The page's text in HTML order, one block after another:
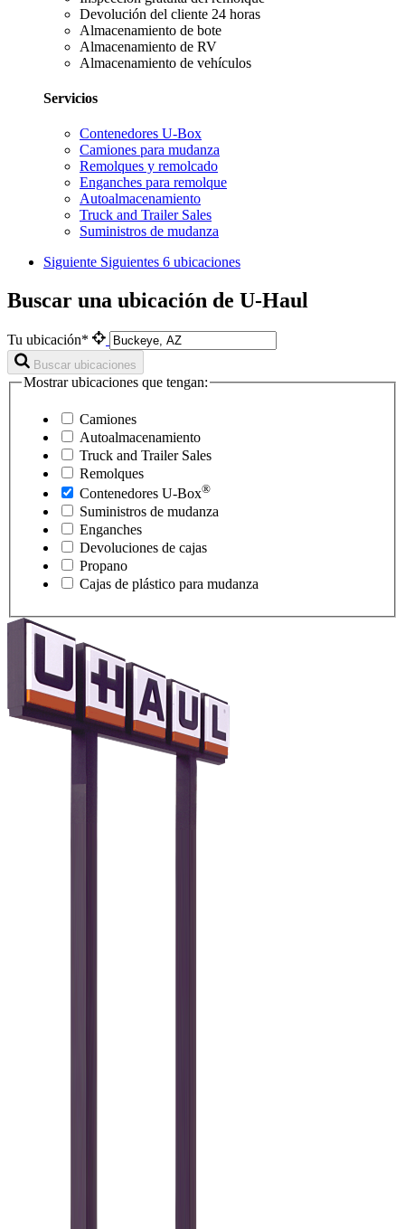
Devolución del cliente 24 horas
Almacenamiento de bote
Almacenamiento de RV
Almacenamiento de vehículos
Servicios
Contenedores U-Box
Camiones para mudanza
Remolques y remolcado
Enganches para remolque
Autoalmacenamiento
Truck and Trailer Sales
Suministros de mudanza
Siguiente Siguientes 6 ubicaciones
Buscar una ubicación de U-Haul
Tu ubicación*
Buscar ubicaciones
Mostrar ubicaciones que tengan:
Camiones
Autoalmacenamiento
Truck and Trailer Sales
Remolques
Contenedores U-Box®
Suministros de mudanza
Enganches
Devoluciones de cajas
Propano
Cajas de plástico para mudanza